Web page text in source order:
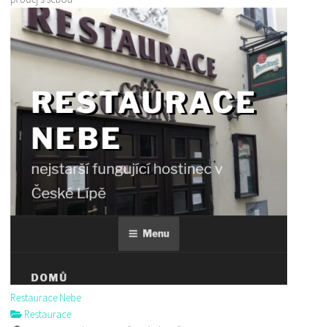
Restaurace Nebe
Restaurace